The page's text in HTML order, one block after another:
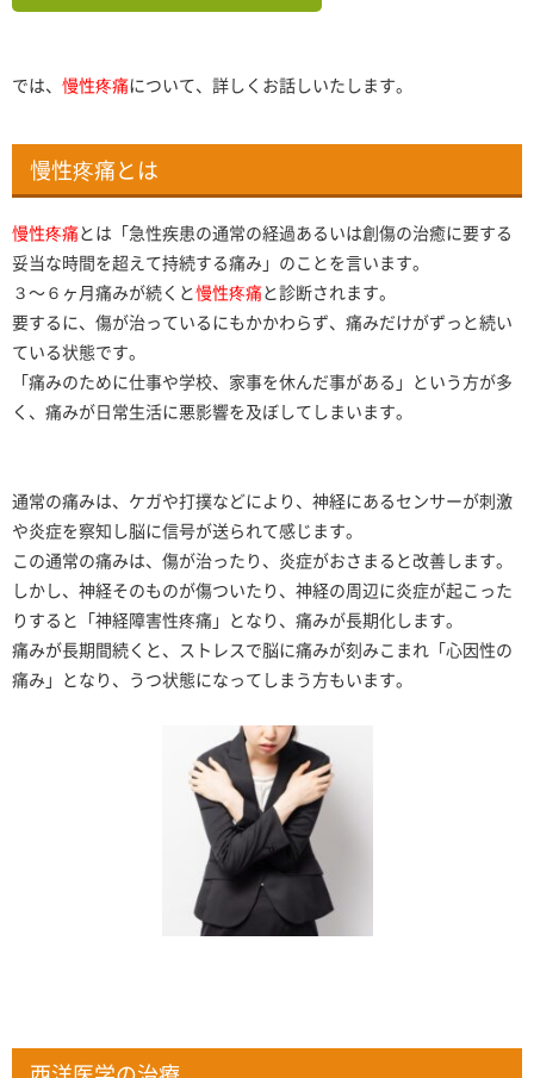
では、 慢性疼痛について、詳しくお話しいたします。
慢性疼痛とは
慢性疼痛とは「急性疾患の通常の経過あるいは創傷の治癒に要する
妥当な時間を超えて持続する痛み」のことを言います。
３〜６ヶ月痛みが続くと慢性疼痛と診断されます。
要するに、傷が治っているにもかかわらず、痛みだけがずっと続い
ている状態です。
「痛みのために仕事や学校、家事を休んだ事がある」という方が多
く、痛みが日常生活に悪影響を及ぼしてしまいます。
通常の痛みは、ケガや打撲などにより、神経にあるセンサーが刺激
や炎症を察知し脳に信号が送られて感じます。
この通常の痛みは、傷が治ったり、炎症がおさまると改善します。
しかし、神経そのものが傷ついたり、神経の周辺に炎症が起こった
りすると「神経障害性疼痛」となり、痛みが長期化します。
痛みが長期間続くと、ストレスで脳に痛みが刻みこまれ「心因性の
痛み」となり、うつ状態になってしまう方もいます。